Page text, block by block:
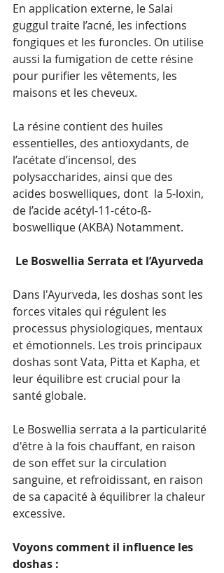
En application externe, le Salai
guggul traite l’acné, les infections
fongiques et les furoncles. On utilise
aussi la fumigation de cette résine
pour purifier les vêtements, les
maisons et les cheveux.
La résine contient des huiles
essentielles, des antioxydants, de
l’acétate d’incensol, des
polysaccharides, ainsi que des
acides boswelliques, dont  la 5-loxin,
de l’acide acétyl-11-céto-ß-
boswellique (AKBA) Notamment.
Le Boswellia Serrata et l’Ayurveda
Dans l'Ayurveda, les doshas sont les
forces vitales qui régulent les
processus physiologiques, mentaux
et émotionnels. Les trois principaux
doshas sont Vata, Pitta et Kapha, et
leur équilibre est crucial pour la
santé globale.
Le Boswellia serrata a la particularité
d'être à la fois chauffant, en raison
de son effet sur la circulation
sanguine, et refroidissant, en raison
de sa capacité à équilibrer la chaleur
excessive.
Voyons comment il influence les
doshas :